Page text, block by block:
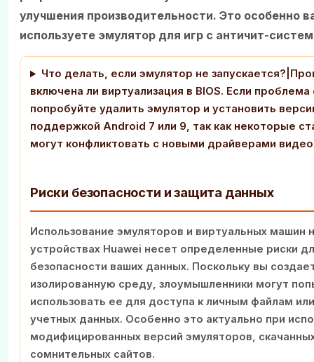
улучшения производительности. Это особенно
используете эмулятор для игр с античит-
Что делать, если эмулятор не
включена ли виртуализация в BIOS. Если
попробуйте удалить эмулятор и установить
поддержкой Android 7 или 9, так как некоторые
могут конфликтовать с новыми драйверами
Риски безопасности и защита данных
Использование эмуляторов и виртуальных машин
устройствах Huawei несет определенные риски
безопасности ваших данных. Поскольку вы
изолированную среду, злоумышленники могут
использовать ее для доступа к личным файлам
учетных данных. Особенно это актуально при
модифицированных версий эмуляторов,
сомнительных сайтов.